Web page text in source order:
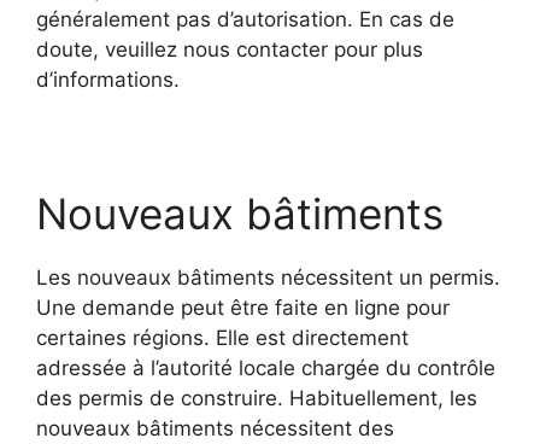
généralement pas d’autorisation. En cas de
doute, veuillez nous contacter pour plus
d’informations.
Nouveaux bâtiments
Les nouveaux bâtiments nécessitent un permis.
Une demande peut être faite en ligne pour
certaines régions. Elle est directement
adressée à l’autorité locale chargée du contrôle
des permis de construire. Habituellement, les
nouveaux bâtiments nécessitent des